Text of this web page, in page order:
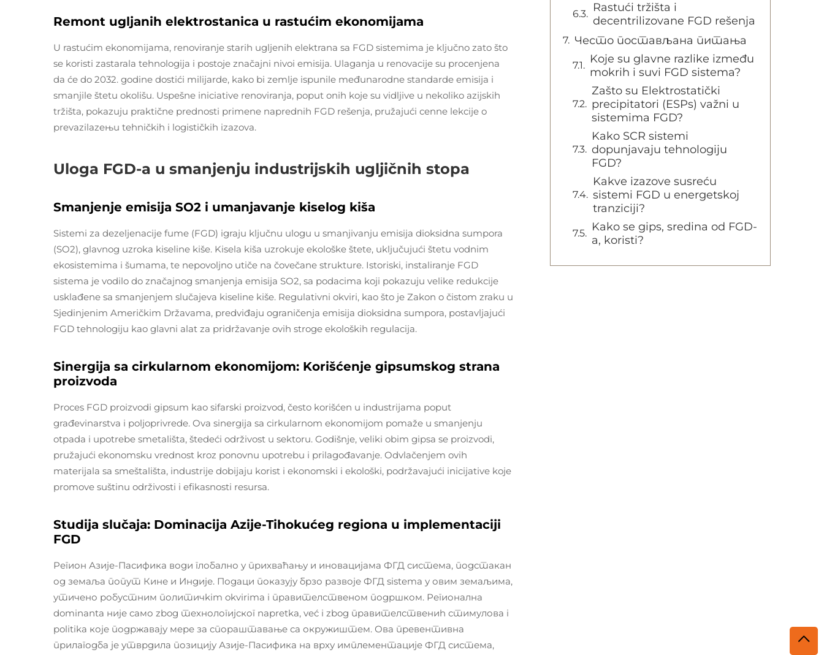
Remont ugljanih elektrostanica u rastućim ekonomijama
U rastućim ekonomijama, renoviranje starih ugljenih elektrana sa FGD sistemima je ključno zato što
se koristi zastarala tehnologija i postoje značajni nivoi emisija. Ulaganja u renovacije su procenjena
da će do 2032. godine dostići milijarde, kako bi zemlje ispunile međunarodne standarde emisija i
smanjile štetu okolišu. Uspešne iniciativе renoviranja, poput onih koje su vidljive u nekoliko azijskih
tržišta, pokazuju praktične prednosti primene naprednih FGD rešenja, pružajući cenne lekcije o
prevazilazeњu tehničkih i logističkih izazova.
Uloga FGD-a u smanjenju industrijskih ugljičnih stopa
Smanjenje emisija SO2 i umanjavanje kiselog kiša
Sistemi za dezeljenacije fume (FGD) igraju ključnu ulogu u smanjivanju emisija dioksidna sumpora
(SO2), glavnog uzroka kiseline kiše. Kisela kiša uzrokuje ekološke štete, uključujući štetu vodnim
ekosistemima i šumama, te nepovoljno utiče na čovečane strukture. Istoriski, instaliranje FGD
sistema je vodilo do značajnog smanjenja emisija SO2, sa podacima koji pokazuju velike redukcije
usklađene sa smanjenjem slučajeva kiseline kiše. Regulativni okviri, kao što je Zakon o čistom zraku u
Sjedinjenim Američkim Državama, predviđaju ograničenja emisija dioksidna sumpora, postavljajući
FGD tehnologiju kao glavni alat za pridržavanje ovih stroge ekoloških regulacija.
Sinergija sa cirkularnom ekonomijom: Korišćenje gipsumskog strana
proizvoda
Proces FGD proizvodi gipsum kao sifarski proizvod, često korišćen u industrijama poput
građevinarstva i poljoprivrede. Ova sinergija sa cirkularnom ekonomijom pomaže u smanjenju
otpada i upotrebe smetališta, štedeći održivost u sektoru. Godišnje, veliki obim gipsa se proizvodi,
pružajući ekonomsku vrednost kroz ponovnu upotrebu i prilagođavanje. Odvlačenjem ovih
materijala sa smeštališta, industrije dobijaju korist i ekonomski i ekološki, podržavajući inicijative koje
promove suštinu održivosti i efikasnosti resursa.
Studija slučaja: Dominacija Azije-Tihokućeg regiona u implementaciji
FGD
Регион Азије-Пасифика води глобално у прихваћању и иновацијама ФГД система, подстакан
од земаља попут Кине и Индије. Подаци показују брзо развоје ФГД sistema у овим земаљима,
утичено робустним политичkim okvirima i правителственом подршком. Регионална
dominantа није само zbog технологијског napretka, već i zbog правителствениh стимулова i
politika које подржавају мере за спораштавање са окружиштем. Ова превентивна
прилагодба је утврдила позицију Азије-Пасифика на врху имплементације ФГД система,
Rastući tržišta i
decentrilizovane FGD rešenja
Често постављана питања
Koje su glavne razlike između
mokrih i suvi FGD sistema?
Zašto su Elektrostatički
precipitatori (ESPs) važni u
sistemima FGD?
Kako SCR sistemi
dopunjavaju tehnologiju
FGD?
Kakve izazove susreću
sistemi FGD u energetskoj
tranziciji?
Kako se gips, sredina od FGD-
a, koristi?